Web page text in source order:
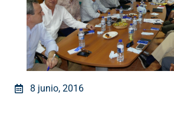
8 junio, 2016